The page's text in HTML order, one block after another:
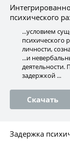
психического
...условием
психического
личности,
...и
задержкой ...
Скачать
Задержка